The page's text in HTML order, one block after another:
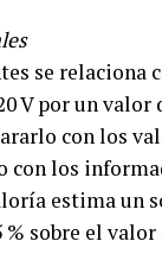
se
V por un valor
con los
con los
estima un
sobre el